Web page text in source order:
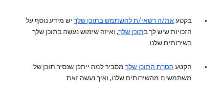
בקטעאת/ה רשאי/ת להשתמש בתוכן שלך יש מידע נוסף על
הזכויות שיש לך בתוכן שלך, ואיזה שימוש נעשה בתוכן שלך
בשירותים שלנו
הקטע הסרת התוכן שלך מסביר למה ייתכן שנסיר תוכן של
משתמשים מהשירותים שלנו, ואיך נעשה זאת